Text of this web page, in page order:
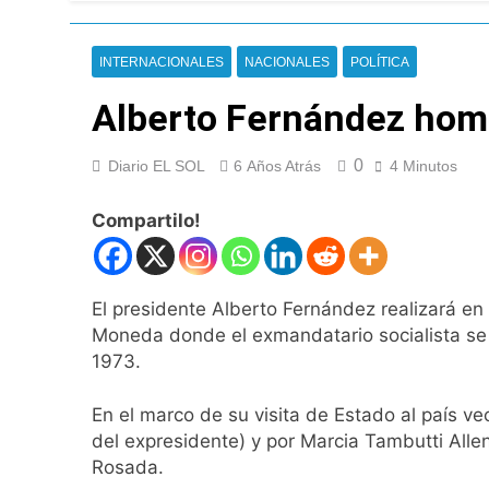
7 Horas Atrás
Día del Cirujano
Alerta naranja en
Denunciaron
18 Horas Atrás
Argentina y
19 Horas Atrás
Una nueva
21 Horas Atrás
Detuvieron en
INTERNACIONALES NACIONALES POLÍTICA
Alberto Fernández
Diario EL SOL 6 Años Atrás 0 4 Minutos
Compartilo!
El presidente Alberto Fernández realizará
Moneda donde el exmandatario socialista
1973.
En el marco de su visita de Estado al país
del expresidente) y por Marcia Tambutti
Rosada.